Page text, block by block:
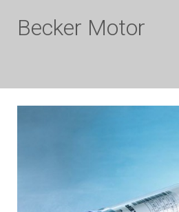
Becker Motor